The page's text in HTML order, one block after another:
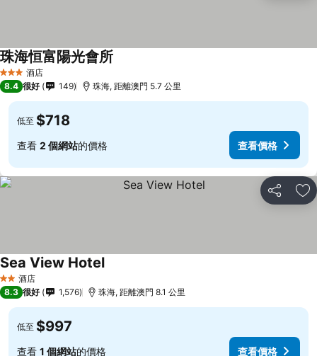
3 星級 酒店
珠海恒富陽光會所
8.4 很好 149 珠海, 距離澳門 5.7 公里
低至 $718
查看 2 個網站的價格 查看價格
分享 放
2 星級酒店
Sea View Hotel查看價格
8.3 很好 1,576 珠海, 距離澳門 8.1 公里
低至 $997
查看 1 個網站的價格 查看價格